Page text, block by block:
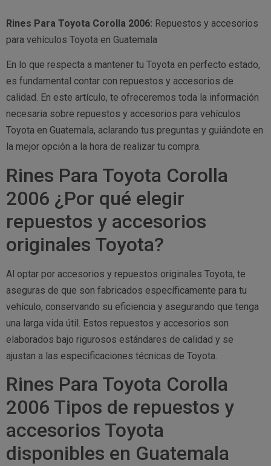
Rines Para Toyota Corolla 2006: Repuestos y accesorios
para vehículos Toyota en Guatemala
En lo que respecta a mantener tu Toyota en perfecto estado,
es fundamental contar con repuestos y accesorios de
calidad. En este artículo, te ofreceremos toda la información
necesaria sobre repuestos y accesorios para vehículos
Toyota en Guatemala, aclarando tus preguntas y guiándote en
la mejor opción a la hora de realizar tu compra.
Rines Para Toyota Corolla
2006 ¿Por qué elegir
repuestos y accesorios
originales Toyota?
Al optar por accesorios y repuestos originales Toyota, te
aseguras de que son fabricados específicamente para tu
vehículo, conservando su eficiencia y asegurando que tenga
una larga vida útil. Estos repuestos y accesorios son
elaborados bajo rigurosos estándares de calidad y se
ajustan a las especificaciones técnicas de Toyota.
Rines Para Toyota Corolla
2006 Tipos de repuestos y
accesorios Toyota
disponibles en Guatemala